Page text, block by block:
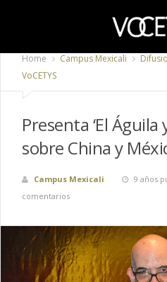
Home Campus Mexicali
VoCETYS
Presenta ‘El
sobre China y
Campus Mexicali 9 años
comentarios